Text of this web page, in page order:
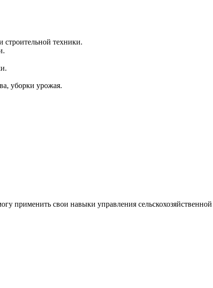
строительной техники.
уборки урожая.
применить свои навыки управления